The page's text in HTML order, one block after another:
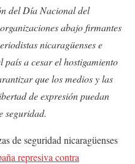
del Día Nacional del
abajo firmantes
nicaragüenses e
país a cesar el hostigamiento
que los medios y las
de expresión puedan
seguridad.
de seguridad nicaragüenses
represiva contra